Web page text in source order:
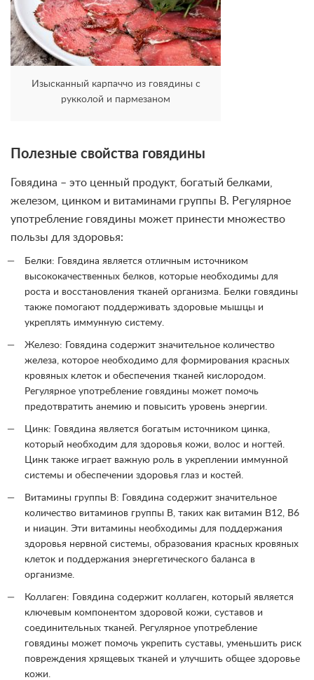
Изысканный карпаччо из говядины с
рукколой и пармезаном
Полезные свойства говядины
Говядина – это ценный продукт, богатый белками,
железом, цинком и витаминами группы В. Регулярное
употребление говядины может принести множество
пользы для здоровья:
Белки: Говядина является отличным источником
высококачественных белков, которые необходимы для
роста и восстановления тканей организма. Белки говядины
также помогают поддерживать здоровые мышцы и
укреплять иммунную систему.
Железо: Говядина содержит значительное количество
железа, которое необходимо для формирования красных
кровяных клеток и обеспечения тканей кислородом.
Регулярное употребление говядины может помочь
предотвратить анемию и повысить уровень энергии.
Цинк: Говядина является богатым источником цинка,
который необходим для здоровья кожи, волос и ногтей.
Цинк также играет важную роль в укреплении иммунной
системы и обеспечении здоровья глаз и костей.
Витамины группы В: Говядина содержит значительное
количество витаминов группы В, таких как витамин В12, B6
и ниацин. Эти витамины необходимы для поддержания
здоровья нервной системы, образования красных кровяных
клеток и поддержания энергетического баланса в
организме.
Коллаген: Говядина содержит коллаген, который является
ключевым компонентом здоровой кожи, суставов и
соединительных тканей. Регулярное употребление
говядины может помочь укрепить суставы, уменьшить риск
повреждения хрящевых тканей и улучшить общее здоровье
кожи.